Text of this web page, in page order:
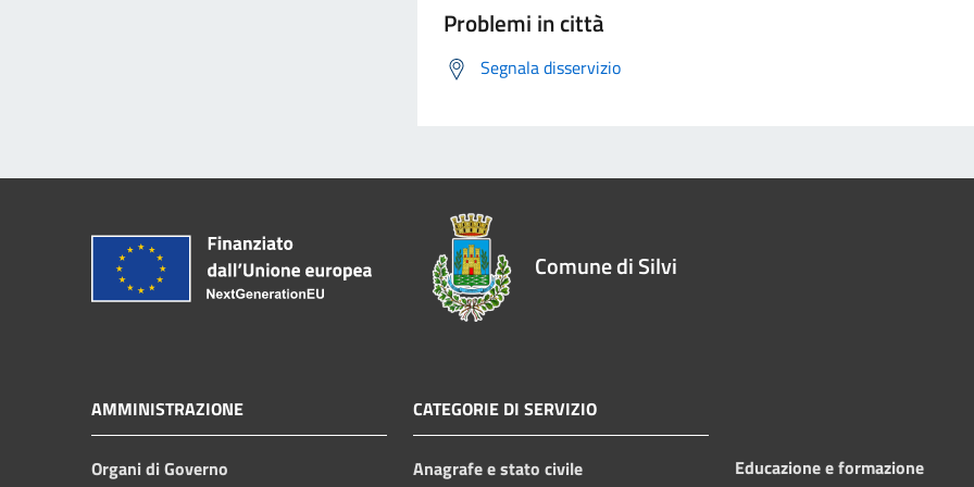
Problemi in città
Segnala disservizio
Comune di Silvi
AMMINISTRAZIONE
Organi di Governo
CATEGORIE DI SERVIZIO
Anagrafe e stato civile
Educazione e formazione